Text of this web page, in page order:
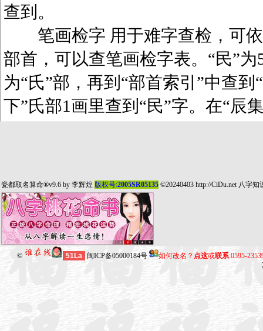
查到。
笔画检字 用于难字查检，可依
部首，可以查笔画检字表。“民”
为“氏”部，再到“部首索引”中查到
下”氏部1画里查到“民”字。在“辰
瓷都取名算命®v9.6 by 李辉煌 版权号:2005SR05135 ©20240403 http://CiDu.net 八字知
© 51La 闽ICP备05000184号 如何改名？ 点这或联系:0595-